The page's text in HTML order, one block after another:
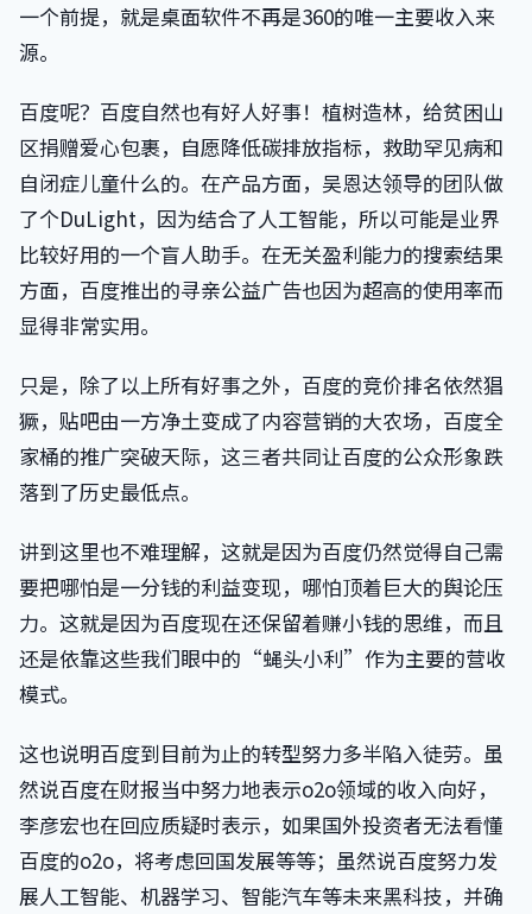
一个前提，就是桌面软件不再是360的唯一主要收入来
源。
百度呢？百度自然也有好人好事！植树造林，给贫困山
区捐赠爱心包裹，自愿降低碳排放指标，救助罕见病和
自闭症儿童什么的。在产品方面，吴恩达领导的团队做
了个DuLight，因为结合了人工智能，所以可能是业界
比较好用的一个盲人助手。在无关盈利能力的搜索结果
方面，百度推出的寻亲公益广告也因为超高的使用率而
显得非常实用。
只是，除了以上所有好事之外，百度的竞价排名依然猖
獗，贴吧由一方净土变成了内容营销的大农场，百度全
家桶的推广突破天际，这三者共同让百度的公众形象跌
落到了历史最低点。
讲到这里也不难理解，这就是因为百度仍然觉得自己需
要把哪怕是一分钱的利益变现，哪怕顶着巨大的舆论压
力。这就是因为百度现在还保留着赚小钱的思维，而且
还是依靠这些我们眼中的“蝇头小利”作为主要的营收
模式。
这也说明百度到目前为止的转型努力多半陷入徒劳。虽
然说百度在财报当中努力地表示o2o领域的收入向好，
李彦宏也在回应质疑时表示，如果国外投资者无法看懂
百度的o2o，将考虑回国发展等等；虽然说百度努力发
展人工智能、机器学习、智能汽车等未来黑科技，并确